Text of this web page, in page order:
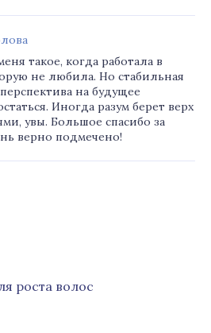
такое, когда работала в
не любила. Но стабильная
на будущее
Иногда разум берет верх
увы. Большое спасибо за
верно подмечено!
роста волос